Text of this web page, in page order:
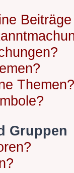
Themen?
Gruppen